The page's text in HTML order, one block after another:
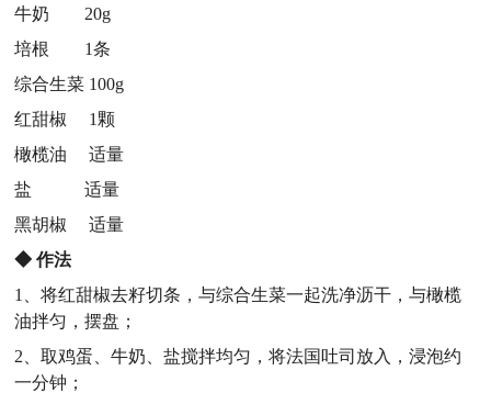
牛奶 20g
培根 1条
综合生菜 100g
红甜椒 1颗
橄榄油 适量
盐 适量
黑胡椒 适量
◆作法
1、将红甜椒去籽切条，与综合生菜一起洗净沥干，与橄榄
油拌匀，摆盘；
2、取鸡蛋、牛奶、盐搅拌均匀，将法国吐司放入，浸泡约
一分钟；